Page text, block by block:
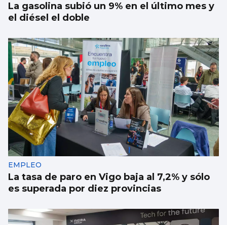
La gasolina subió un 9% en el último mes y
el diésel el doble
EMPLEO
La tasa de paro en Vigo baja al 7,2% y sólo
es superada por diez provincias